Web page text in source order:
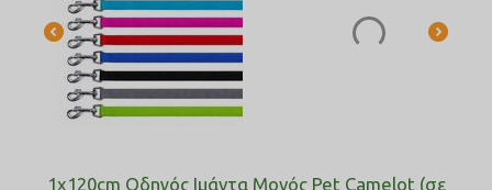
1x120cm Οδηγός Ιμάντα Μονός Pet Camelot (σε